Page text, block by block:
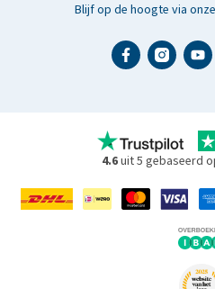
Blijf op de hoogte via
4.6uit 5 gebaseerd